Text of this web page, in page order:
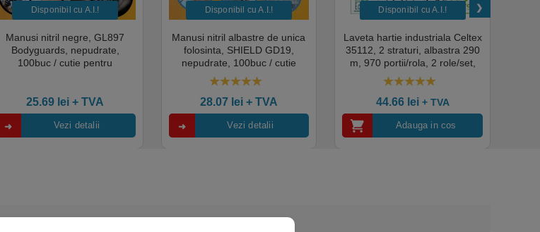
Disponibil cu A.I.​!
Manusi nitril negre, GL897
Bodyguards, nepudrate,
100buc / cutie pentru
industrial, calitate premium
25.69 lei + TVA
Vezi detalii
Disponibil cu A.I.​!
Manusi nitril albastre de unica
folosinta, SHIELD GD19,
nepudrate, 100buc / cutie
pentru Medical, HoReCa,
saloane si domeniul industrial,
calitate premium
28.07 lei+ TVA
Vezi detalii
Disponibil cu A.I.​!
Laveta hartie industriala Celtex
35112, 2 straturi, albastra 290
m, 970 portii/rola, 2 role/set,
certificata pentru industria
alimentara, Ecolabel
44.66 lei + TVA
Adauga in cos